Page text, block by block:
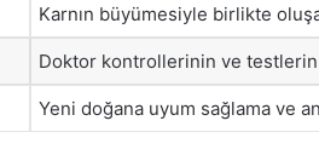
Karnın büyümesiyle birlikte
Doktor kontrollerinin ve testlerin
Yeni doğana uyum sağlama ve